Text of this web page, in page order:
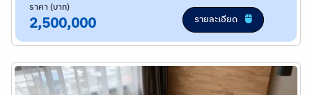
ราคา (บาท)
2,500,000 รายละเอียด